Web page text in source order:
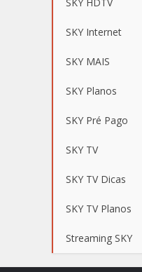
SKY Internet
SKY MAIS
SKY Planos
SKY Pré Pago
SKY TV
SKY TV Dicas
SKY TV Planos
Streaming SKY